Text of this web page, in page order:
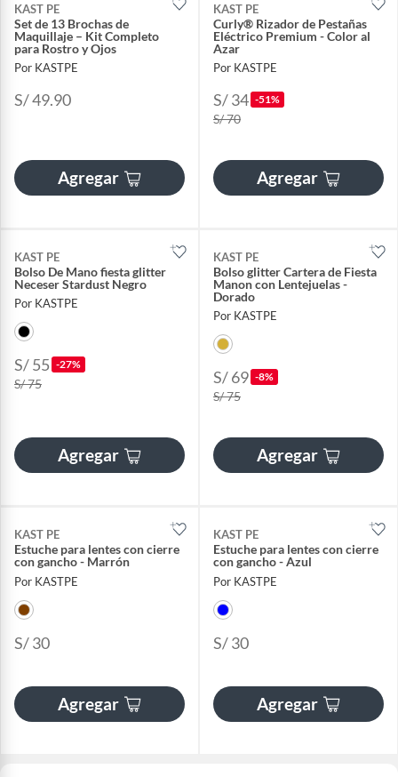
KAST PE
Set de 13 Brochas de
Maquillaje – Kit Completo
para Rostro y Ojos
Por KASTPE
S/ 49.90
Agregar
KAST PE
Curly® Rizador de Pestañas
Eléctrico Premium - Color al
Azar
Por KASTPE
S/ 34 -51%
S/ 70
Agregar
KAST PE
Bolso De Mano fiesta glitter
Neceser Stardust Negro
Por KASTPE
S/ 55 -27%
S/ 75
Agregar
KAST PE
Bolso glitter Cartera de Fiesta
Manon con Lentejuelas -
Dorado
Por KASTPE
S/ 69 -8%
S/ 75
Agregar
KAST PE
Estuche para lentes con cierre
con gancho - Marrón
Por KASTPE
S/ 30
Agregar
KAST PE
Estuche para lentes con cierre
con gancho - Azul
Por KASTPE
S/ 30
Agregar